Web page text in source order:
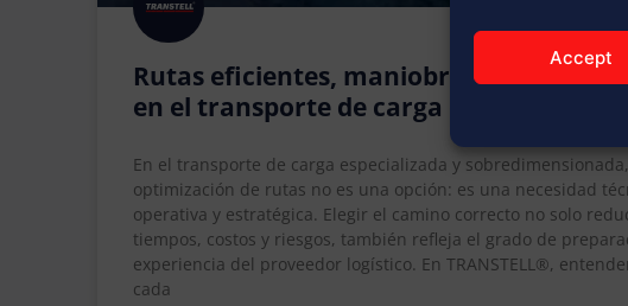
Accept
Rutas eficientes, maniobras exitosas: la
en el transporte de carga especializada
En el transporte de carga especializada y
optimización de rutas no es una opción: es una necesidad
operativa y estratégica. Elegir el camino correcto no solo
tiempos, costos y riesgos, también refleja el grado de
experiencia del proveedor logístico. En TRANSTELL®,
cada